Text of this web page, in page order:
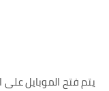
يتم فتح الموبايل